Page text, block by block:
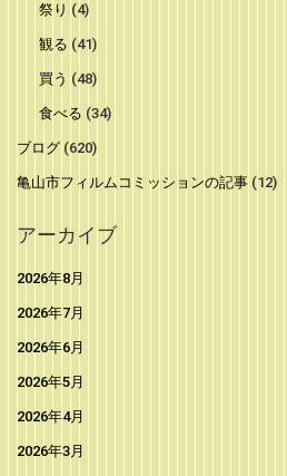
祭り (4)
観る (41)
買う (48)
食べる (34)
ブログ (620)
亀山市フィルムコミッションの記事 (12)
アーカイブ
2026年8月
2026年7月
2026年6月
2026年5月
2026年4月
2026年3月